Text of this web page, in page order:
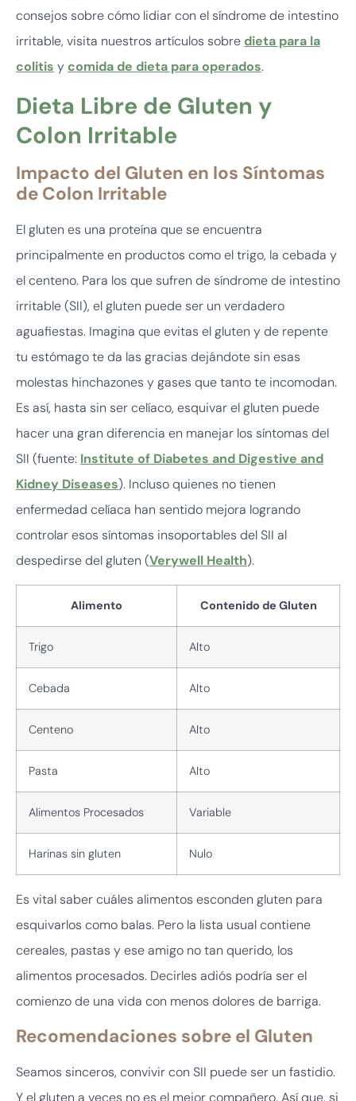
consejos sobre cómo lidiar con el síndrome de intestino
irritable, visita nuestros artículos sobre dieta para la
colitis y comida de dieta para operados.
Dieta Libre de Gluten y
Colon Irritable
Impacto del Gluten en los Síntomas
de Colon Irritable
El gluten es una proteína que se encuentra
principalmente en productos como el trigo, la cebada y
el centeno. Para los que sufren de síndrome de intestino
irritable (SII), el gluten puede ser un verdadero
aguafiestas. Imagina que evitas el gluten y de repente
tu estómago te da las gracias dejándote sin esas
molestas hinchazones y gases que tanto te incomodan.
Es así, hasta sin ser celíaco, esquivar el gluten puede
hacer una gran diferencia en manejar los síntomas del
SII (fuente: Institute of Diabetes and Digestive and
Kidney Diseases). Incluso quienes no tienen
enfermedad celíaca han sentido mejora logrando
controlar esos síntomas insoportables del SII al
despedirse del gluten (Verywell Health).
Alimento Contenido de Gluten
Trigo Alto
Cebada Alto
Centeno Alto
Pasta Alto
Alimentos Procesados Variable
Harinas sin gluten Nulo
Es vital saber cuáles alimentos esconden gluten para
esquivarlos como balas. Pero la lista usual contiene
cereales, pastas y ese amigo no tan querido, los
alimentos procesados. Decirles adiós podría ser el
comienzo de una vida con menos dolores de barriga.
Recomendaciones sobre el Gluten
Seamos sinceros, convivir con SII puede ser un fastidio.
Y el gluten a veces no es el mejor compañero. Así que, si